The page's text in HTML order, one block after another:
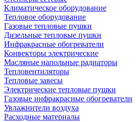
Климатическое оборудование
Тепловое оборудование
Газовые тепловые пушки
Дизельные тепловые пушки
Инфракрасные обогреватели
Конвекторы электрические
Масляные напольные радиаторы
Тепловентиляторы
Тепловые завесы
Электрические тепловые пушки
Газовые инфракрасные обогреватели
Увлажнители воздуха
Расходные материалы